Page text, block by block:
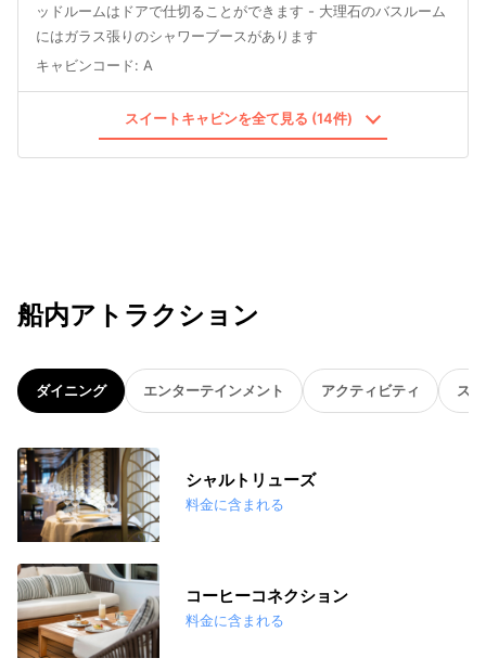
ッドルームはドアで仕切ることができます - 大理石のバスルーム
にはガラス張りのシャワーブースがあります
キャビンコード: A
スイートキャビンを全て見る (14件)
船内アトラクション
ダイニング エンターテインメント アクティビティ ス
シャルトリューズ
料金に含まれる
コーヒーコネクション
料金に含まれる